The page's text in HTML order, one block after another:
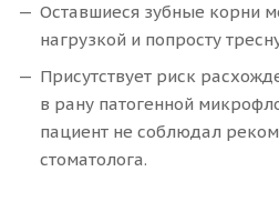
Оставшиеся зубные корни
нагрузкой и попросту
Присутствует риск
в рану патогенной
пациент не соблюдал
стоматолога.